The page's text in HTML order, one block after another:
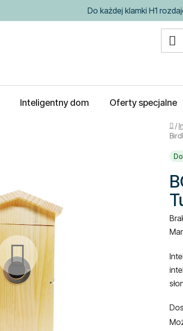
Do każdej klamki H1
Inteligentny dom Oferty specjalne
/
0,0
na